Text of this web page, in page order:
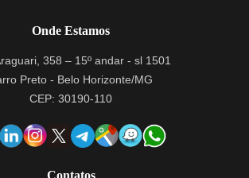
Onde Estamos
358 – 15º andar - sl 1501
Preto - Belo Horizonte/MG
CEP: 30190-110
Contatos